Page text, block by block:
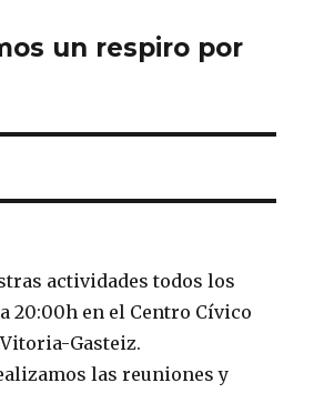
un respiro por
actividades todos los
20:00h en el Centro Cívico
Gasteiz.
las reuniones y